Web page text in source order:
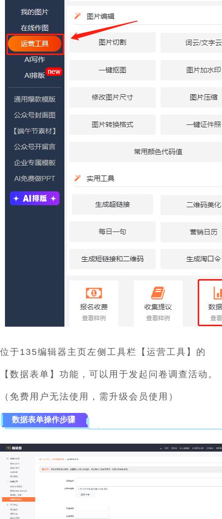
位于135编辑器主页左侧工具栏【运营工具】的
【数据表单】功能，可以用于发起问卷调查活动。
（免费用户无法使用，需升级会员使用）
数据表单操作步骤